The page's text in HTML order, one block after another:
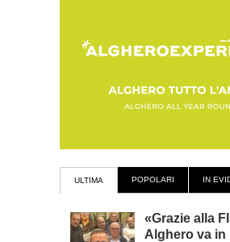
ULTIMA POPOLARI IN
«Grazie alla
Alghero va in